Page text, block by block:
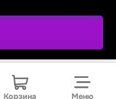
Корзина Меню